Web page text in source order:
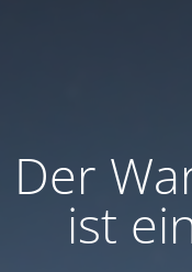
Der
ist